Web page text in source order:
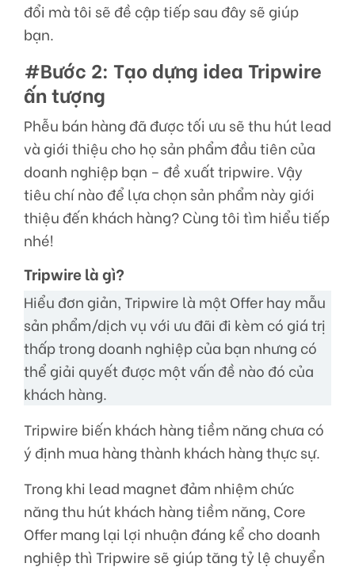
đổi mà tôi sẽ đề cập tiếp sau đây sẽ giúp
bạn.
#Bước 2: Tạo dựng idea Tripwire
ấn tượng
Phễu bán hàng đã được tối ưu sẽ thu hút lead
và giới thiệu cho họ sản phẩm đầu tiên của
doanh nghiệp bạn – đề xuất tripwire. Vậy
tiêu chí nào để lựa chọn sản phẩm này giới
thiệu đến khách hàng? Cùng tôi tìm hiểu tiếp
nhé!
Tripwire là gì?
Hiểu đơn giản, Tripwire là một Offer hay mẫu
sản phẩm/dịch vụ với ưu đãi đi kèm có giá trị
thấp trong doanh nghiệp của bạn nhưng có
thể giải quyết được một vấn đề nào đó của
khách hàng.
Tripwire biến khách hàng tiềm năng chưa có
ý định mua hàng thành khách hàng thực sự.
Trong khi lead magnet đảm nhiệm chức
năng thu hút khách hàng tiềm năng, Core
Offer mang lại lợi nhuận đáng kể cho doanh
nghiệp thì Tripwire sẽ giúp tăng tỷ lệ chuyển